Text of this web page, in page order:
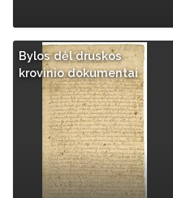
Bylos dėl druskos
krovinio dokumentai